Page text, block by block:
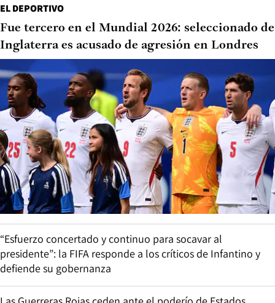
EL DEPORTIVO
Fue tercero en el Mundial 2026: seleccionado de
Inglaterra es acusado de agresión en Londres
“Esfuerzo concertado y continuo para socavar al
presidente”: la FIFA responde a los críticos de Infantino y
defiende su gobernanza